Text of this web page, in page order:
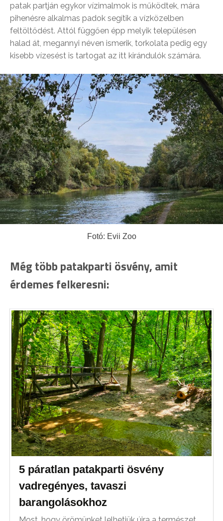
patak partján egykor vízimalmok is működtek, mára
pihenésre alkalmas padok segítik a vízközelben
feltöltődést. Attól függően épp melyik településen
halad át, megannyi néven ismerik, torkolata pedig egy
kisebb vízesést is tartogat az itt kirándulók számára.
Fotó: Evii Zoo
Még több patakparti ösvény, amit
érdemes felkeresni:
5 páratlan patakparti ösvény
vadregényes, tavaszi
barangolásokhoz